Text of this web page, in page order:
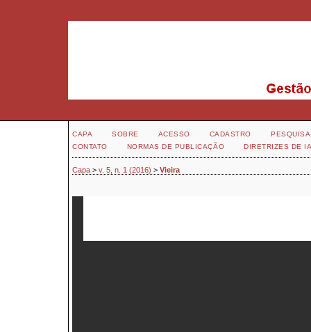
CAPA SOBRE ACESSO CADASTRO
PESQUISA
CONTATO
NORMAS DE PUBLICAÇÃO DIRETRIZES DE
Capa > v. 5, n. 1 (2016) > Vieira